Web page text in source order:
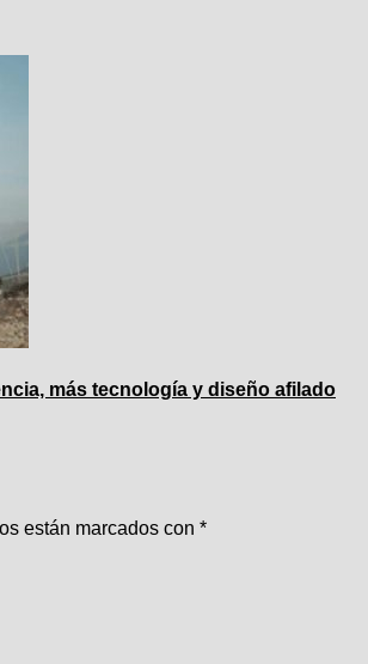
más tecnología y diseño afilado
están marcados con *